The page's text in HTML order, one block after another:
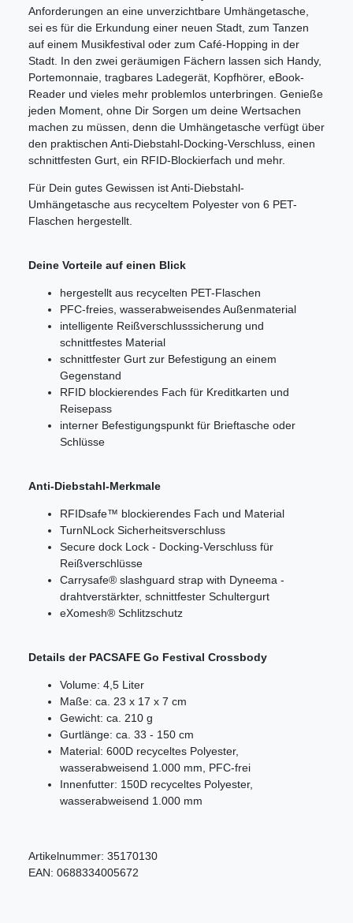
Anforderungen an eine unverzichtbare Umhängetasche,
sei es für die Erkundung einer neuen Stadt, zum Tanzen
auf einem Musikfestival oder zum Café-Hopping in der
Stadt. In den zwei geräumigen Fächern lassen sich Handy,
Portemonnaie, tragbares Ladegerät, Kopfhörer, eBook-
Reader und vieles mehr problemlos unterbringen. Genieße
jeden Moment, ohne Dir Sorgen um deine Wertsachen
machen zu müssen, denn die Umhängetasche verfügt über
den praktischen Anti-Diebstahl-Docking-Verschluss, einen
schnittfesten Gurt, ein RFID-Blockierfach und mehr.
Für Dein gutes Gewissen ist Anti-Diebstahl-
Umhängetasche aus recyceltem Polyester von 6 PET-
Flaschen hergestellt.
Deine Vorteile auf einen Blick
hergestellt aus recycelten PET-Flaschen
PFC-freies, wasserabweisendes Außenmaterial
intelligente Reißverschlusssicherung und
schnittfestes Material
schnittfester Gurt zur Befestigung an einem
Gegenstand
RFID blockierendes Fach für Kreditkarten und
Reisepass
interner Befestigungspunkt für Brieftasche oder
Schlüsse
Anti-Diebstahl-Merkmale
RFIDsafe™ blockierendes Fach und Material
TurnNLock Sicherheitsverschluss
Secure dock Lock - Docking-Verschluss für
Reißverschlüsse
Carrysafe® slashguard strap with Dyneema -
drahtverstärkter, schnittfester Schultergurt
eXomesh® Schlitzschutz
Details der PACSAFE Go Festival Crossbody
Volume: 4,5 Liter
Maße: ca. 23 x 17 x 7 cm
Gewicht: ca. 210 g
Gurtlänge: ca. 33 - 150 cm
Material: 600D recyceltes Polyester,
wasserabweisend 1.000 mm, PFC-frei
Innenfutter: 150D recyceltes Polyester,
wasserabweisend 1.000 mm
Artikelnummer: 35170130
EAN: 0688334005672